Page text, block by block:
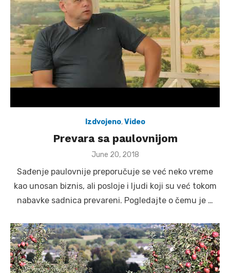
Izdvojeno,Video
Prevara sa paulovnijom
Posted
June 20, 2018
Sađenje paulovnije preporučuje se već neko vreme
kao unosan biznis, ali posloje i ljudi koji su već tokom
nabavke sadnica prevareni. Pogledajte o čemu je …